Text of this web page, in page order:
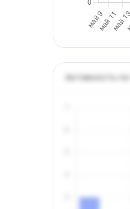
Активность